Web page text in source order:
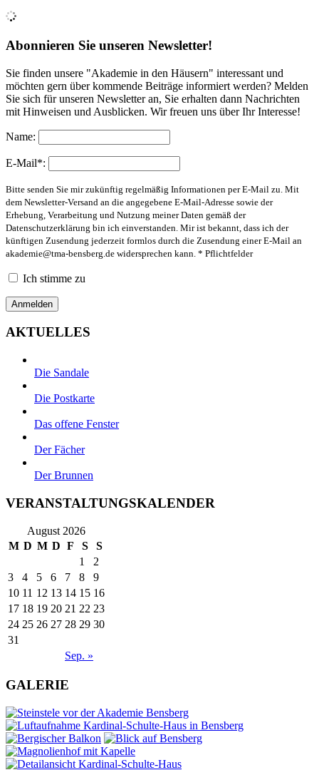
Abonnieren Sie unseren Newsletter!
Sie finden unsere "Akademie in den Häusern" interessant und
möchten gern über kommende Beiträge informiert werden? Melden
Sie sich für unseren Newsletter an, Sie erhalten dann Nachrichten
mit Hinweisen und Ausblicken. Wir freuen uns über Ihr Interesse!
Name:
E-Mail*:
Bitte senden Sie mir zukünftig regelmäßig Informationen per E-Mail zu. Mit
dem Newsletter-Versand an die angegebene E-Mail-Adresse sowie der
Erhebung, Verarbeitung und Nutzung meiner Daten gemäß der
Datenschutzerklärung bin ich einverstanden. Mir ist bekannt, dass ich der
künftigen Zusendung jederzeit formlos durch die Zusendung einer E-Mail an
akademie@tma-bensberg.de widersprechen kann. * Pflichtfelder
Ich stimme zu
AKTUELLES
Die Sandale
Die Postkarte
Das offene Fenster
Der Fächer
Der Brunnen
VERANSTALTUNGSKALENDER
August 2026
M D M D F S S
Sep. »
1
2
3
4 5 6 7 8
9
10 11 12 13 14 15 16
17 18 19 20 21 22 23
24 25 26 27 28 29 30
31
GALERIE